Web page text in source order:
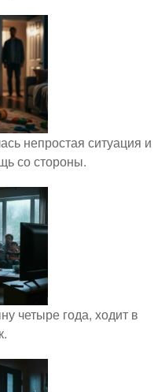
непростая ситуация и
со стороны.
четыре года, ходит в